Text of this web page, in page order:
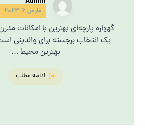
مارس 6, 2024
گهواره پارچه‌ای بهترین با امکانات
یک انتخاب برجسته برای والدینی
بهترین محیط ...
ادامه مطلب